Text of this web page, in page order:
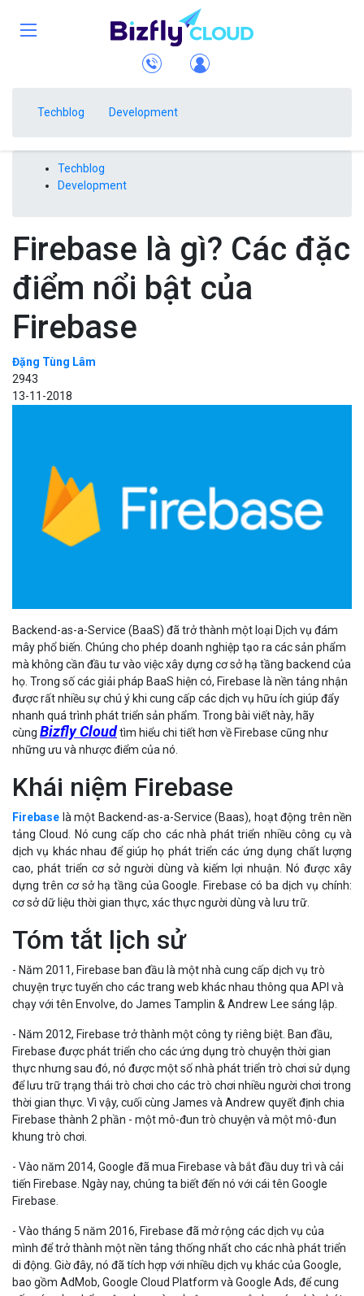
Techblog Development
Techblog
Development
Firebase là gì? Các đặc
điểm nổi bật của
Firebase
Đặng Tùng Lâm
2943
13-11-2018
mây phổ biến. Chúng cho phép doanh nghiệp tạo ra các sản phẩm
mà không cần đầu tư vào việc xây dựng cơ sở hạ tầng backend của
họ. Trong số các giải pháp BaaS hiện có, Firebase là nền tảng nhận
được rất nhiều sự chú ý khi cung cấp các dịch vụ hữu ích giúp đẩy
nhanh quá trình phát triển sản phẩm. Trong bài viết này, hãy
cùngBizfly Cloudtìm hiểu chi tiết hơn về Firebase cũng như
những ưu và nhược điểm của nó.
Khái niệm Firebase
là một Backend-as-a-Service (Baas), hoạt động trên nền
tảng Cloud. Nó cung cấp cho các nhà phát triển nhiều công cụ và
dịch vụ khác nhau để giúp họ phát triển các ứng dụng chất lượng
cao, phát triển cơ sở người dùng và kiếm lợi nhuận. Nó được xây
dựng trên cơ sở hạ tầng của Google. Firebase có ba dịch vụ chính:
cơ sở dữ liệu thời gian thực, xác thực người dùng và lưu trữ.
Tóm tắt lịch sử
- Năm 2011, Firebase ban đầu là một nhà cung cấp dịch vụ trò
chuyện trực tuyến cho các trang web khác nhau thông qua API và
chạy với tên Envolve, do James Tamplin & Andrew Lee sáng lập.
Firebase được phát triển cho các ứng dụng trò chuyện thời gian
thực nhưng sau đó, nó được một số nhà phát triển trò chơi sử dụng
để lưu trữ trạng thái trò chơi cho các trò chơi nhiều người chơi trong
thời gian thực. Vì vậy, cuối cùng James và Andrew quyết định chia
Firebase thành 2 phần - một mô-đun trò chuyện và một mô-đun
khung trò chơi.
tiến Firebase. Ngày nay, chúng ta biết đến nó với cái tên Google
Firebase.
mình để trở thành một nền tảng thống nhất cho các nhà phát triển
di động. Giờ đây, nó đã tích hợp với nhiều dịch vụ khác của Google,
bao gồm AdMob, Google Cloud Platform và Google Ads, để cung
cấp các sản phẩm rộng hơn và mở rộng quy mô cho các nhà phát